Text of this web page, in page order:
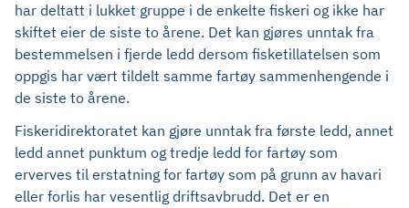
har deltatt i lukket gruppe i de enkelte fiskeri og ikke har
skiftet eier de siste to årene. Det kan gjøres unntak fra
bestemmelsen i fjerde ledd dersom fisketillatelsen som
oppgis har vært tildelt samme fartøy sammenhengende i
de siste to årene.
Fiskeridirektoratet kan gjøre unntak fra første ledd, annet
ledd annet punktum og tredje ledd for fartøy som
erverves til erstatning for fartøy som på grunn av havari
eller forlis har vesentlig driftsavbrudd. Det er en